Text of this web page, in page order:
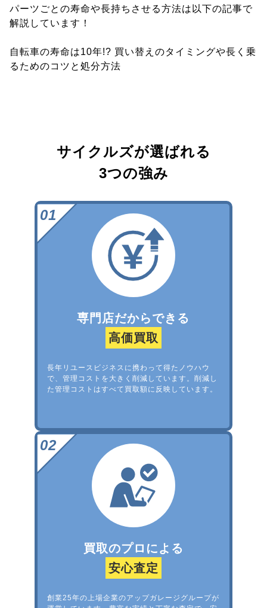
パーツごとの寿命や長持ちさせる方法は以下の記事で
解説しています！
自転車の寿命は10年!? 買い替えのタイミングや長く乗
るためのコツと処分方法
サイクルズが選ばれる
3つの強み
専門店だからできる
高価買取
長年リユースビジネスに携わって得たノウハウ
で、管理コストを大きく削減しています。削減し
た管理コストはすべて買取額に反映しています。
買取のプロによる
安心査定
創業25年の上場企業のアップガレージグループが